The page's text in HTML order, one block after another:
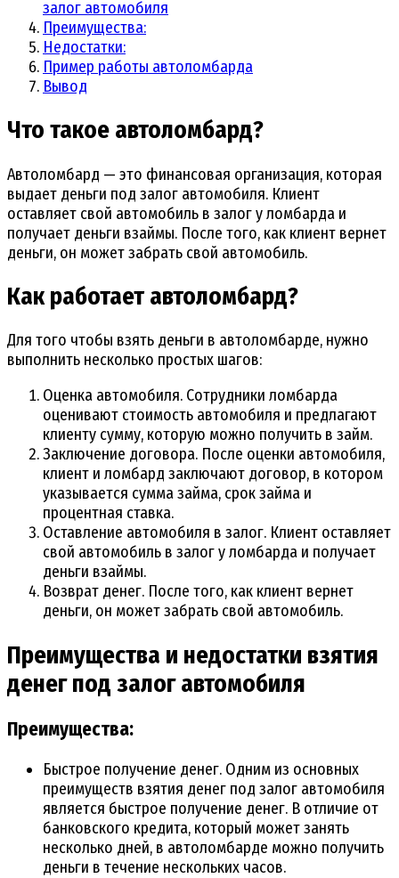
залог автомобиля
Преимущества:
Недостатки:
Пример работы автоломбарда
Вывод
Что такое автоломбард?
Автоломбард — это финансовая организация, которая
выдает деньги под залог автомобиля. Клиент
оставляет свой автомобиль в залог у ломбарда и
получает деньги взаймы. После того, как клиент вернет
деньги, он может забрать свой автомобиль.
Как работает автоломбард?
Для того чтобы взять деньги в автоломбарде, нужно
выполнить несколько простых шагов:
Оценка автомобиля. Сотрудники ломбарда
оценивают стоимость автомобиля и предлагают
клиенту сумму, которую можно получить в займ.
Заключение договора. После оценки автомобиля,
клиент и ломбард заключают договор, в котором
указывается сумма займа, срок займа и
процентная ставка.
Оставление автомобиля в залог. Клиент оставляет
свой автомобиль в залог у ломбарда и получает
деньги взаймы.
Возврат денег. После того, как клиент вернет
деньги, он может забрать свой автомобиль.
Преимущества и недостатки взятия
денег под залог автомобиля
Преимущества:
Быстрое получение денег. Одним из основных
преимуществ взятия денег под залог автомобиля
является быстрое получение денег. В отличие от
банковского кредита, который может занять
несколько дней, в автоломбарде можно получить
деньги в течение нескольких часов.